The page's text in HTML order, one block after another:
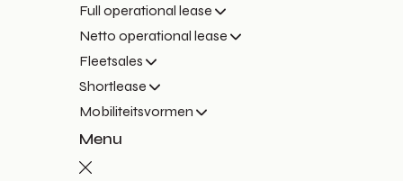
Full operational lease
Netto operational lease
Fleetsales
Shortlease
Mobiliteitsvormen
Menu